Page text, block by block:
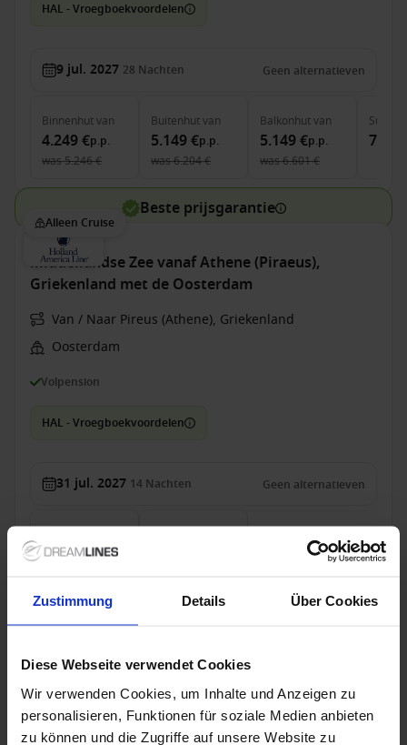
Zustimmung Details Über Cookies
Diese Webseite verwendet Cookies
Wir verwenden Cookies, um Inhalte und Anzeigen zu
personalisieren, Funktionen für soziale Medien anbieten
zu können und die Zugriffe auf unsere Website zu
HAL - Vroegboekvoordelen
9 jul. 2027 28 Nachten Geen alternatieven
Binnenhutvan
4.249 €p.p.
was5.246 €
Buitenhutvan
5.149 €p.p.
was6.204 €
Balkonhutvan
5.149 €p.p.
was6.601 €
Suite
Beste prijsgarantie
Alleen Cruise
Middellandse Zee vanaf Athene (Piraeus),
Griekenland met de Oosterdam
Van / Naar Pireus (Athene), Griekenland
Oosterdam
Volpension
HAL - Vroegboekvoordelen
31 jul. 2027 14 Nachten Geen alternatieven
4.209 €p.p.
Britse Eilanden vanaf Londen/Dover, Groot-
Van / Naar London/Dover
Nieuw Statendam